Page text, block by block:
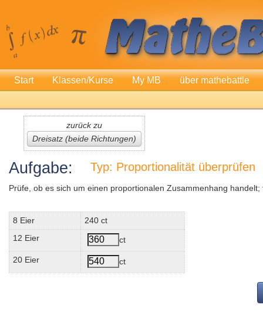
Start Klassen/Kurse My MB über mathebattle
zurück zu
Dreisatz (beide Richtungen)
Aufgabe: Typ: Proportionalität überprüfen
Prüfe, ob es sich um einen proportionalen Zusammenhang
8 Eier
240 ct
12 Eier
ct
20 Eier ct